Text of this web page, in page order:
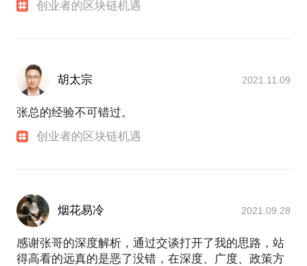
创业者的区块链机遇
胡太宗 2021.11.09
张总的经验不可错过。
创业者的区块链机遇
烟花易冷 2021.09.28
感谢张哥的深度解析，通过交谈打开了我的思路，站
得高看的远真的是恶了没错，在深度、广度、政策方